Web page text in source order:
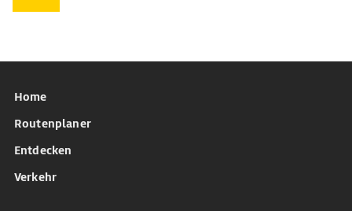
Home
Routenplaner
Entdecken
Verkehr